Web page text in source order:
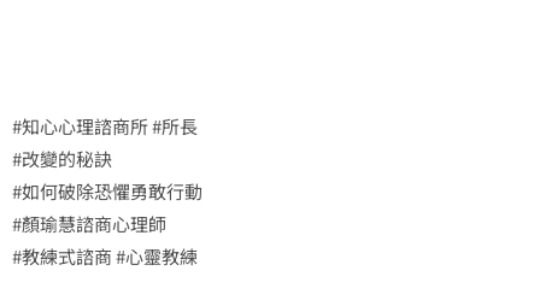
#知心心理諮商所 #所長
#改變的秘訣
#如何破除恐懼勇敢行動
#顏瑜慧諮商心理師
#教練式諮商 #心靈教練